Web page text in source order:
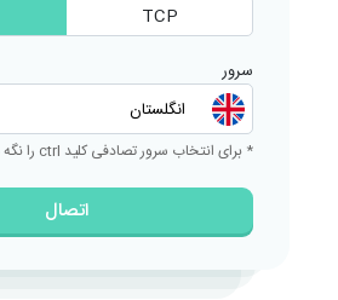
TCP
سرور
* برای انتخاب سرور تصادفی کلید ctrl را نگه دارید.